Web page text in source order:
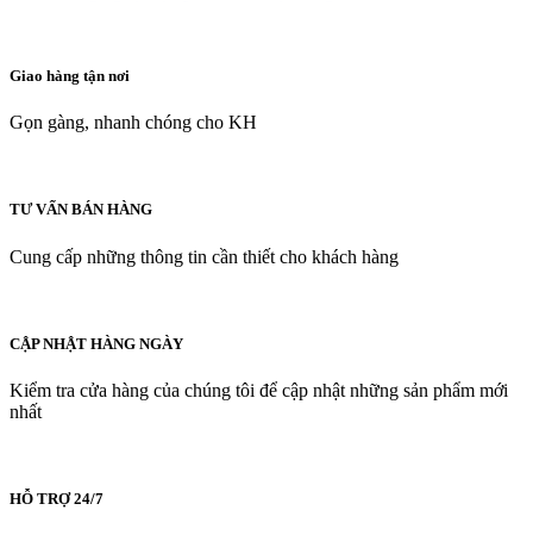
Giao hàng tận nơi
Gọn gàng, nhanh chóng cho KH
TƯ VẤN BÁN HÀNG
Cung cấp những thông tin cần thiết cho khách hàng
CẬP NHẬT HÀNG NGÀY
Kiểm tra cửa hàng của chúng tôi để cập nhật những sản phẩm mới
nhất
HỖ TRỢ 24/7